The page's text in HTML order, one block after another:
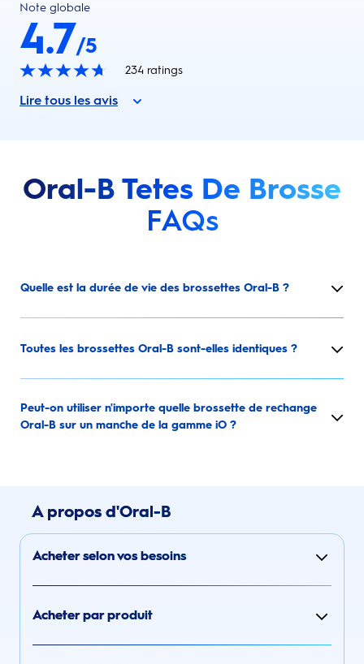
Note globale
4.7/5
234 ratings
Lire tous les avis
Oral-B Tetes De Brosse
FAQs
Quelle est la durée de vie des brossettes Oral-B ?
Toutes les brossettes Oral-B sont-elles identiques ?
Peut-on utiliser n'importe quelle brossette de rechange
Oral-B sur un manche de la gamme iO ?
A propos d'Oral-B
Acheter selon vos besoins
Acheter par produit